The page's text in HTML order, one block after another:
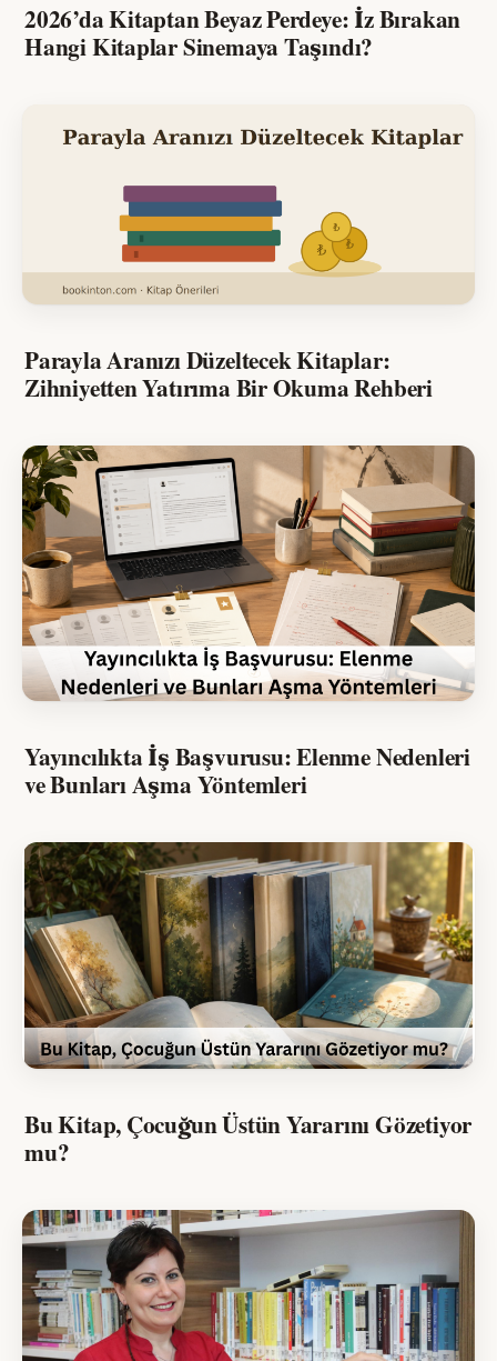
2026’da Kitaptan Beyaz Perdeye: İz Bırakan
Hangi Kitaplar Sinemaya Taşındı?
Parayla Aranızı Düzeltecek Kitaplar:
Zihniyetten Yatırıma Bir Okuma Rehberi
Yayıncılıkta İş Başvurusu: Elenme Nedenleri
ve Bunları Aşma Yöntemleri
Bu Kitap, Çocuğun Üstün Yararını Gözetiyor
mu?